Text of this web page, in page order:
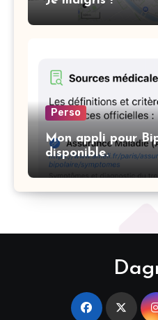
Perso
Mon appli pour
disponible.